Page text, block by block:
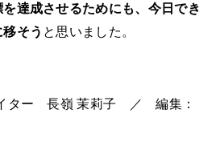
達成させるためにも、今日でき
そう と思いました。
イター 長嶺 茉莉子 ／ 編集：